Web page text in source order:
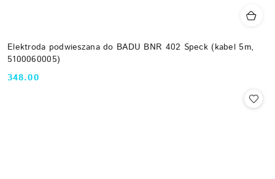
Elektroda podwieszana do BADU BNR 402 Speck (kabel 5m,
5100060005)
Cena:
348.00